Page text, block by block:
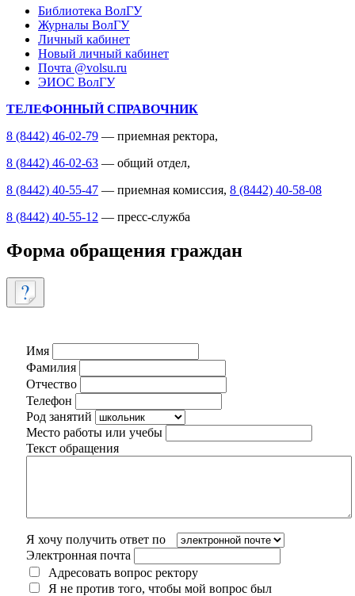
Библиотека ВолГУ
Журналы ВолГУ
Личный кабинет
Новый личный кабинет
Почта @volsu.ru
ЭИОС ВолГУ
ТЕЛЕФОННЫЙ СПРАВОЧНИК
8 (8442) 46-02-79 — приемная ректора,
8 (8442) 46-02-63 — общий отдел,
8 (8442) 40-55-47 — приемная комиссия, 8 (8442) 40-58-08
8 (8442) 40-55-12 — пресс-служба
Форма обращения граждан
Имя
Фамилия
Отчество
Телефон
Род занятий
Место работы или учебы
Текст обращения
Я хочу получить ответ по
Электронная почта
Адресовать вопрос ректору
Я не против того, чтобы мой вопрос был